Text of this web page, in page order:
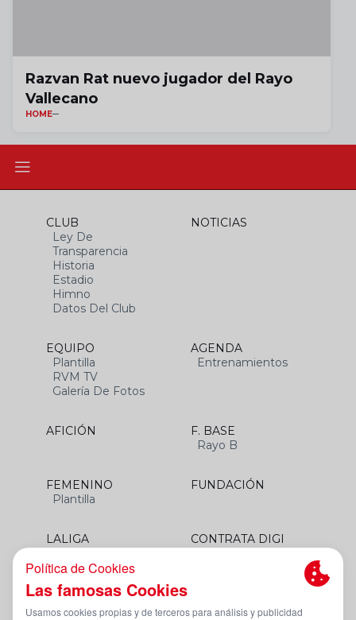
Razvan Rat nuevo jugador del Rayo
Vallecano
HOME
CLUB
Ley De
Transparencia
Historia
Estadio
Himno
Datos Del Club
NOTICIAS
EQUIPO
Plantilla
RVM TV
Galería De Fotos
AGENDA
Entrenamientos
AFICIÓN
F. BASE
Rayo B
FEMENINO
Plantilla
FUNDACIÓN
LALIGA
CONTRATA DIGI